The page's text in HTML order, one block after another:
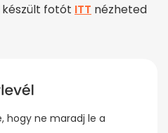
fotót ITT nézheted
hogy ne maradj le a